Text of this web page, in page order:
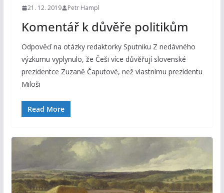
21. 12. 2019 Petr Hampl
Komentář k důvěře politikům
Odpověď na otázky redaktorky Sputniku Z nedávného
výzkumu vyplynulo, že Češi více důvěřují slovenské
prezidentce Zuzaně Čaputové, než vlastnímu prezidentu
Miloši
Read More